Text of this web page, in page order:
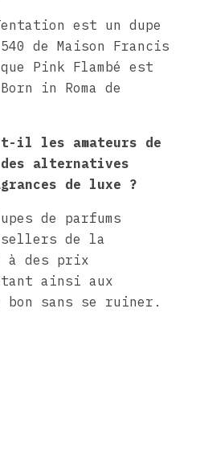
est un dupe
de Maison Francis
Pink Flambé est
in Roma de
t-il les amateurs de
alternatives
de luxe ?
de parfums
de la
à des prix
ainsi aux
bon sans se ruiner.